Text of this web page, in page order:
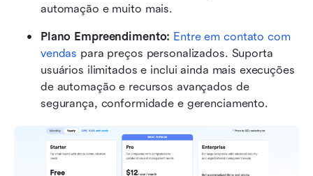
automação e muito mais.
Plano Empreendimento: Entre em contato com
vendas para preços personalizados. Suporta
usuários ilimitados e inclui ainda mais execuções
de automação e recursos avançados de
segurança, conformidade e gerenciamento.